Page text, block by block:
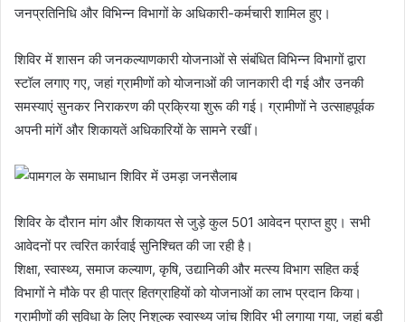
जनप्रतिनिधि और विभिन्न विभागों के अधिकारी-कर्मचारी शामिल हुए।
शिविर में शासन की जनकल्याणकारी योजनाओं से संबंधित विभिन्न विभागों द्वारा
स्टॉल लगाए गए, जहां ग्रामीणों को योजनाओं की जानकारी दी गई और उनकी
समस्याएं सुनकर निराकरण की प्रक्रिया शुरू की गई। ग्रामीणों ने उत्साहपूर्वक
अपनी मांगें और शिकायतें अधिकारियों के सामने रखीं।
शिविर के दौरान मांग और शिकायत से जुड़े कुल 501 आवेदन प्राप्त हुए। सभी
आवेदनों पर त्वरित कार्रवाई सुनिश्चित की जा रही है।
शिक्षा, स्वास्थ्य, समाज कल्याण, कृषि, उद्यानिकी और मत्स्य विभाग सहित कई
विभागों ने मौके पर ही पात्र हितग्राहियों को योजनाओं का लाभ प्रदान किया।
ग्रामीणों की सुविधा के लिए निशुल्क स्वास्थ्य जांच शिविर भी लगाया गया, जहां बड़ी